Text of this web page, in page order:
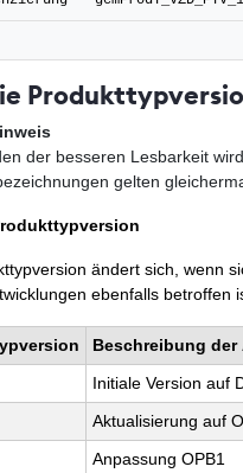
der besseren Lesbarkeit
gelten
ändert sich, wenn
ebenfalls betroffen
Beschreibung der
Initiale Version auf
Aktualisierung auf
Anpassung OPB1